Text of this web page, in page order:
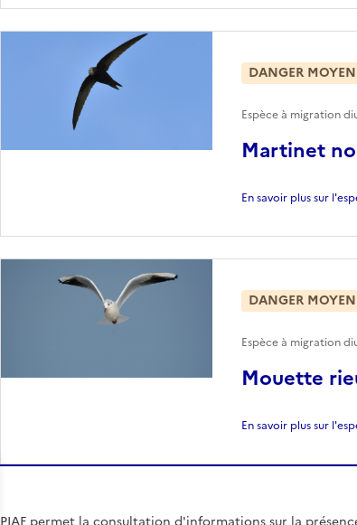
Martinet
DANGER MOYEN
Espèce à migration
En savoir plus sur
Mouette
DANGER MOYEN
Espèce à migration
En savoir plus sur